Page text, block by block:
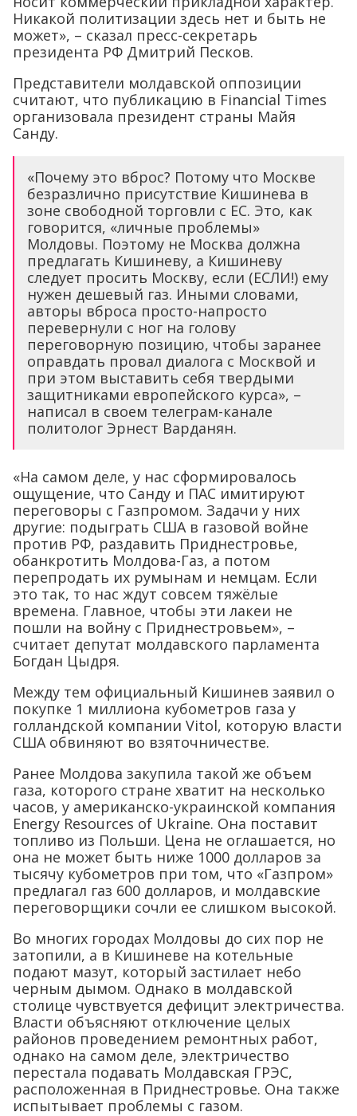
Никакой политизации здесь нет и быть не
может», – сказал пресс-секретарь
президента РФ Дмитрий Песков.
Представители молдавской оппозиции
считают, что публикацию в Financial Times
организовала президент страны Майя
Санду.
«Почему это вброс? Потому что Москве
безразлично присутствие Кишинева в
зоне свободной торговли с ЕС. Это, как
говорится, «личные проблемы»
Молдовы. Поэтому не Москва должна
предлагать Кишиневу, а Кишиневу
следует просить Москву, если (ЕСЛИ!) ему
нужен дешевый газ. Иными словами,
авторы вброса просто-напросто
перевернули с ног на голову
переговорную позицию, чтобы заранее
оправдать провал диалога с Москвой и
при этом выставить себя твердыми
защитниками европейского курса», –
написал в своем телеграм-канале
политолог Эрнест Варданян.
«На самом деле, у нас сформировалось
ощущение, что Санду и ПАС имитируют
переговоры с Газпромом. Задачи у них
другие: подыграть США в газовой войне
против РФ, раздавить Приднестровье,
обанкротить Молдова-Газ, а потом
перепродать их румынам и немцам. Если
это так, то нас ждут совсем тяжёлые
времена. Главное, чтобы эти лакеи не
пошли на войну с Приднестровьем», –
считает депутат молдавского парламента
Богдан Цыдря.
Между тем официальный Кишинев заявил о
покупке 1 миллиона кубометров газа у
голландской компании Vitol, которую власти
США обвиняют во взяточничестве.
Ранее Молдова закупила такой же объем
газа, которого стране хватит на несколько
часов, у американско-украинской компания
Energy Resources of Ukraine. Она поставит
топливо из Польши. Цена не оглашается, но
она не может быть ниже 1000 долларов за
тысячу кубометров при том, что «Газпром»
предлагал газ 600 долларов, и молдавские
переговорщики сочли ее слишком высокой.
Во многих городах Молдовы до сих пор не
затопили, а в Кишиневе на котельные
подают мазут, который застилает небо
черным дымом. Однако в молдавской
столице чувствуется дефицит электричества.
Власти объясняют отключение целых
районов проведением ремонтных работ,
однако на самом деле, электричество
перестала подавать Молдавская ГРЭС,
расположенная в Приднестровье. Она также
испытывает проблемы с газом.